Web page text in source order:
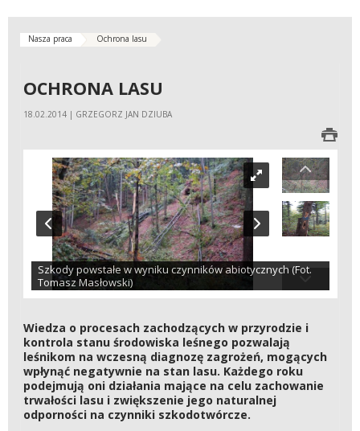
Nasza praca Ochrona lasu
OCHRONA LASU
18.02.2014 | GRZEGORZ JAN DZIUBA
Szkody powstałe w wyniku czynników abiotycznych (Fot.
Tomasz Masłowski)
Wiedza o procesach zachodzących w przyrodzie i
kontrola stanu środowiska leśnego pozwalają
leśnikom na wczesną diagnozę zagrożeń, mogących
wpłynąć negatywnie na stan lasu. Każdego roku
podejmują oni działania mające na celu zachowanie
trwałości lasu i zwiększenie jego naturalnej
odporności na czynniki szkodotwórcze.